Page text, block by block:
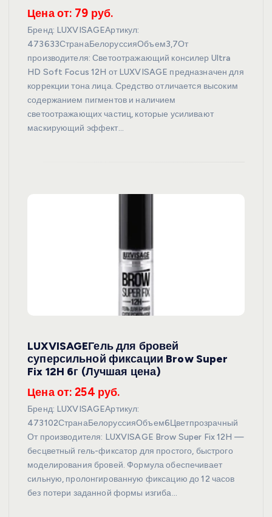
Цена от: 79 руб.
Бренд: LUXVISAGEАртикул:
473633СтранаБелоруссияОбъем3,7От
производителя: Светоотражающий консилер Ultra
HD Soft Focus 12H от LUXVISAGE предназначен для
коррекции тона лица. Средство отличается высоким
содержанием пигментов и наличием
светоотражающих частиц, которые усиливают
маскирующий эффект…
LUXVISAGEГель для бровей
суперсильной фиксации Brow Super
Fix 12H 6г (Лучшая цена)
Цена от: 254 руб.
Бренд: LUXVISAGEАртикул:
473102СтранаБелоруссияОбъем6Цветпрозрачный
От производителя: LUXVISAGE Brow Super Fix 12H —
бесцветный гель-фиксатор для простого, быстрого
моделирования бровей. Формула обеспечивает
сильную, пролонгированную фиксацию до 12 часов
без потери заданной формы изгиба…